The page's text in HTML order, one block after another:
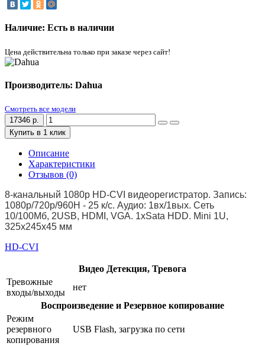
Наличие: Есть в наличии
Цена действительна только при заказе через сайт!
Производитель: Dahua
Смотреть все модели
17346 р.
Купить в 1 клик
Описание
Характеристики
Отзывов (0)
8-канальный 1080р HD-CVI видеорегистратор. Запись:
1080p/720p/960H - 25 к/с. Аудио: 1вх/1вых. Сеть
10/100Мб, 2USB, HDMI, VGA. 1xSata HDD. Mini 1U,
325x245x45 мм
HD-CVI
Видео Детекция, Тревога
Тревожные
входы/выходы
нет
Воспроизведение и Резервное копирование
Режим
резервного
копирования
USB Flash, загрузка по сети